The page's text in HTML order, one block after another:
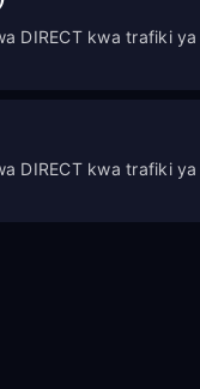
DIRECT kwa trafiki ya
DIRECT kwa trafiki ya